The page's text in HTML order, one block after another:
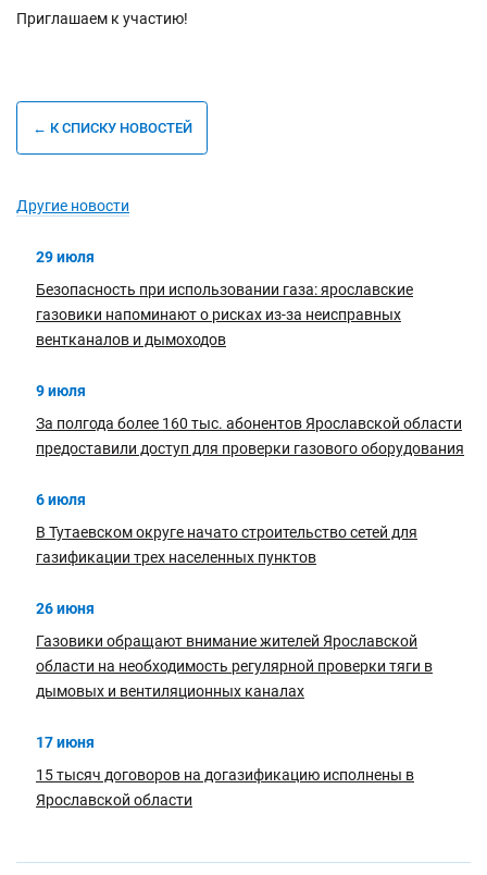
Приглашаем к участию!
← К СПИСКУ НОВОСТЕЙ
Другие новости
29 июля
Безопасность при использовании газа: ярославские
газовики напоминают о рисках из-за неисправных
вентканалов и дымоходов
9 июля
За полгода более 160 тыс. абонентов Ярославской области
предоставили доступ для проверки газового оборудования
6 июля
В Тутаевском округе начато строительство сетей для
газификации трех населенных пунктов
26 июня
Газовики обращают внимание жителей Ярославской
области на необходимость регулярной проверки тяги в
дымовых и вентиляционных каналах
17 июня
15 тысяч договоров на догазификацию исполнены в
Ярославской области